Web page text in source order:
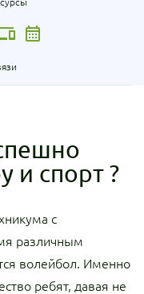
и спорт ?
с
различным
волейбол. Именно
ребят, давая не